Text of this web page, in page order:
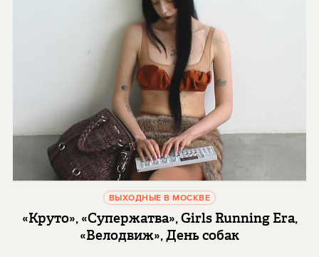
ВЫХОДНЫЕ В МОСКВЕ
«Круто», «Супержатва», Girls Running Era,
«Велодвиж», День собак